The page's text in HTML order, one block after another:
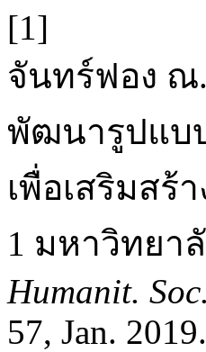
[1]
จันทร์ฟอง ณ
พัฒนารูปแบ
เพื่อเสริมส
1 มหาวิทยา
Humanit.
57, Jan. 2019.